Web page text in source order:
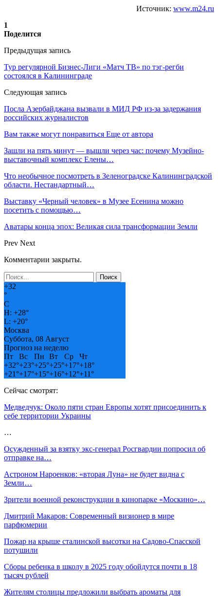
Источник: www.m24.ru
1
Поделится
Предыдущая запись
Тур регулярной Бизнес-Лиги «Матч ТВ» по тэг-регби
состоялся в Калининграде
Следующая запись
Посла Азербайджана вызвали в МИД РФ из-за задержания
российских журналистов
Вам также могут понравиться Еще от автора
Зашли на пять минут — вышли через час: почему Музейно-
выставочный комплекс Елены…
Что необычное посмотреть в Зеленоградске Калининградской
области. Нестандартный…
Выставку «Черный человек» в Музее Есенина можно
посетить с помощью…
Аватары конца эпох: Великая сила трансформации Земли
Prev Next
Комментарии закрыты.
+32
°
C
H: +28°
L: +20°
Москва
Суббота, 08 Август
Прогноз на неделю
Пт
Вс Пн Вт Ср
Чт
+32°+23°+25°+25°+17°+18°
+21°+17°+15°+16°+12°+11°
Сейчас смотрят:
Медведчук: Около пяти стран Европы хотят присоединить к
себе территории Украины
…
Осужденный за взятку экс-генерал Росгвардии попросил об
отправке на…
Астроном Нароенков: «вторая Луна» не будет видна с
Земли…
Зрители военной реконструкции в кинопарке «Москино»…
Дмитрий Макаров: Современный визионер в мире
парфюмерии
Пожар на крыше сталинской высотки на Садово-Спасской
потушили
Сборы ребенка в школу в 2025 году обойдутся почти в 18
тысяч рублей
Жителям столицы предложили выбрать ароматы для